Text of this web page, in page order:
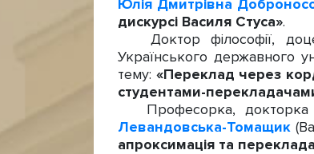
Юлія Дмитрівна
дискурсі Василя Стуса».
Доктор філософії,
Українського державного
тему: «Переклад через
студентами-
Професорка, докторка
Левандовська-Томащик
апроксимація та